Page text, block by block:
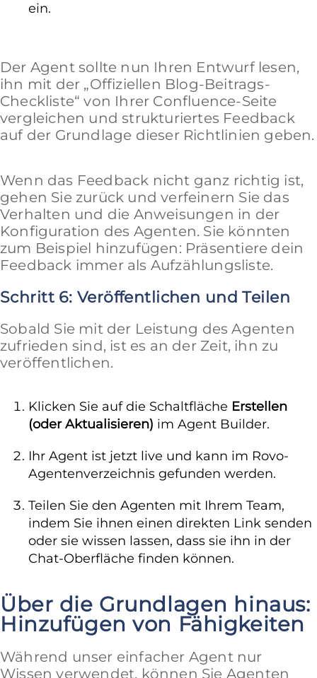
ein.
Der Agent sollte nun Ihren Entwurf lesen,
ihn mit der „Offiziellen Blog-Beitrags-
Checkliste“ von Ihrer Confluence-Seite
vergleichen und strukturiertes Feedback
auf der Grundlage dieser Richtlinien geben.
Wenn das Feedback nicht ganz richtig ist,
gehen Sie zurück und verfeinern Sie das
Verhalten und die Anweisungen in der
Konfiguration des Agenten. Sie könnten
zum Beispiel hinzufügen: Präsentiere dein
Feedback immer als Aufzählungsliste.
Schritt 6: Veröffentlichen und Teilen
Sobald Sie mit der Leistung des Agenten
zufrieden sind, ist es an der Zeit, ihn zu
veröffentlichen.
Klicken Sie auf die Schaltfläche Erstellen
(oder Aktualisieren) im Agent Builder.
Ihr Agent ist jetzt live und kann im Rovo-
Agentenverzeichnis gefunden werden.
Teilen Sie den Agenten mit Ihrem Team,
indem Sie ihnen einen direkten Link senden
oder sie wissen lassen, dass sie ihn in der
Chat-Oberfläche finden können.
Über die Grundlagen hinaus:
Hinzufügen von Fähigkeiten
Während unser einfacher Agent nur
Wissen verwendet, können Sie Agenten